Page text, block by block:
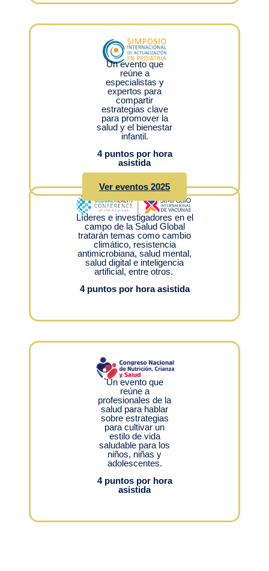
Un evento que
reúne a
especialistas y
expertos para
compartir
estrategias clave
para promover la
salud y el bienestar
infantil.
4 puntos por hora
asistida
Ver eventos 2025
Líderes e investigadores en el
campo de la Salud Global
tratarán temas como cambio
climático, resistencia
antimicrobiana, salud mental,
salud digital e inteligencia
artificial, entre otros.
4 puntos por hora asistida
Un evento que
reúne a
profesionales de la
salud para hablar
sobre estrategias
para cultivar un
estilo de vida
saludable para los
niños, niñas y
adolescentes.
4 puntos por hora
asistida